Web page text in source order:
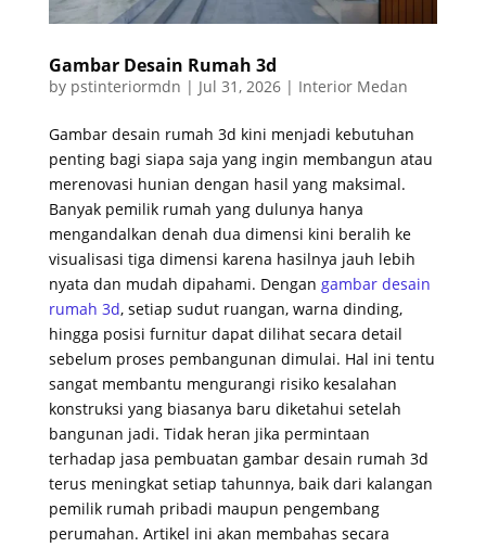
Gambar Desain Rumah 3d
by pstinteriormdn | Jul 31, 2026| Interior Medan
Gambar desain rumah 3d kini menjadi kebutuhan
penting bagi siapa saja yang ingin membangun atau
merenovasi hunian dengan hasil yang maksimal.
Banyak pemilik rumah yang dulunya hanya
mengandalkan denah dua dimensi kini beralih ke
visualisasi tiga dimensi karena hasilnya jauh lebih
nyata dan mudah dipahami. Dengan gambar desain
rumah 3d, setiap sudut ruangan, warna dinding,
hingga posisi furnitur dapat dilihat secara detail
sebelum proses pembangunan dimulai. Hal ini tentu
sangat membantu mengurangi risiko kesalahan
konstruksi yang biasanya baru diketahui setelah
bangunan jadi. Tidak heran jika permintaan
terhadap jasa pembuatan gambar desain rumah 3d
terus meningkat setiap tahunnya, baik dari kalangan
pemilik rumah pribadi maupun pengembang
perumahan. Artikel ini akan membahas secara